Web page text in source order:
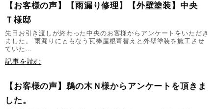
【お客様の声】【雨漏り修理】【外壁塗装】中央
Ｔ様邸
先日お引き渡しが終わった中央のお客様からアンケートをいただき
ました。 雨漏りにともなう瓦棒屋根葺替えと外壁塗装を施工させ
ていた...
記事を読む
【お客様の声】鵜の木Ｎ様からアンケートを頂きま
した。